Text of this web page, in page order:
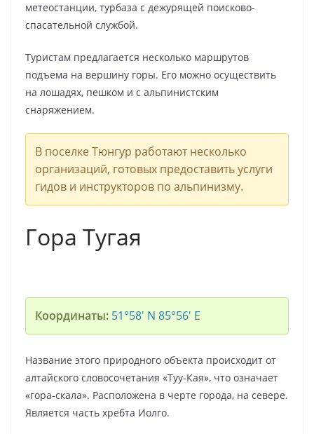
метеостанции, турбаза с дежурящей поисково-
спасательной службой.
Туристам предлагается несколько маршрутов
подъема на вершину горы. Его можно осуществить
на лошадях, пешком и с альпинистским
снаряжением.
В поселке Тюнгур работают несколько
организаций, готовых предоставить услуги
гидов и инструкторов по альпинизму.
Гора Тугая
Координаты: 51°58′ N 85°56′ E
Название этого природного объекта происходит от
алтайского словосочетания «Туу-Кая», что означает
«гора-скала». Расположена в черте города, на севере.
Является часть хребта Иолго.